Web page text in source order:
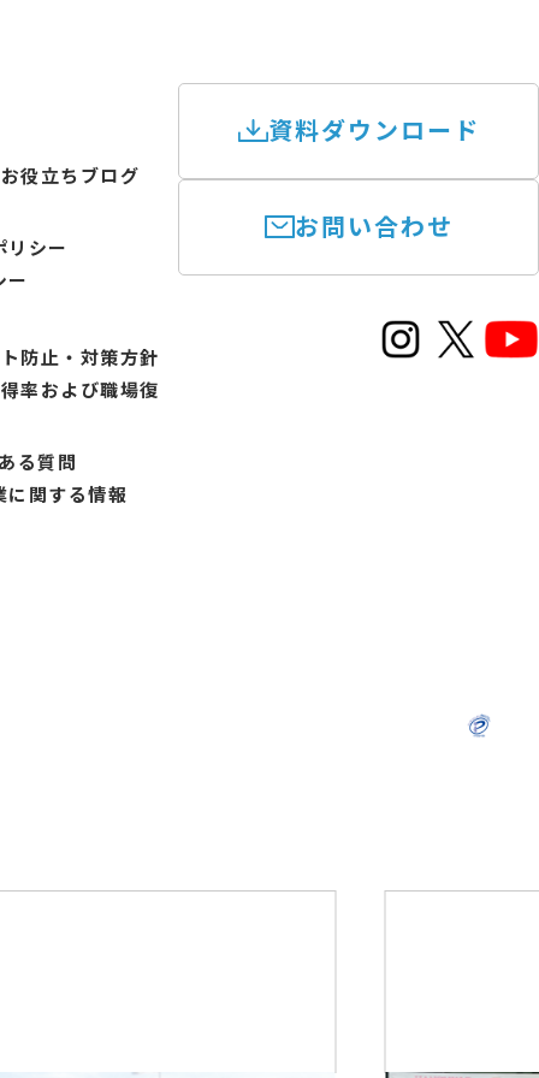
役立ちブログ
リシー
ー
防止・対策方針
率および職場復
る質問
に関する情報
資料ダウンロード
お問い合わせ